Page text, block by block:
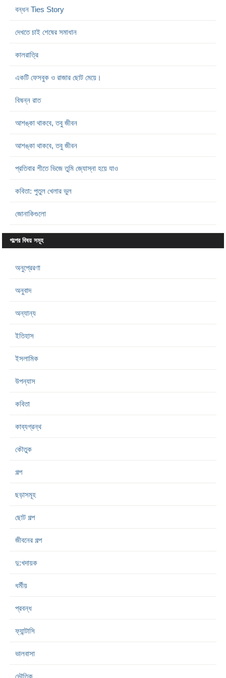
বন্ধন Ties Story
দেখতে চাই শেষের সমাধান
কালরাত্রি
একটি ফেসবুক ও রাজার ছোট মেয়ে।
বিষন্ন রাত
আশঙ্কা থাকবে, তবু জীবন
আশঙ্কা থাকবে, তবু জীবন
প্রতিবার শীতে ভিজে তুমি জ্যোস্না হয়ে যাও
কবিতা: পুতুল খেলার ভুল
জোনাকিগুলো
গল্পের বিষয় সমূহ
অনুপ্রেরণা
অনুবাদ
অন্যান্য
ইতিহাস
ইসলামিক
উপন্যাস
কবিতা
কাব্যগ্রন্থ
কৌতুক
গল্প
ছড়াসমূহ
ছোট গল্প
জীবনের গল্প
দু:খদায়ক
ধর্মীয়
প্রবন্ধ
ফ্যান্টাসি
ভালবাসা
ভৌতিক